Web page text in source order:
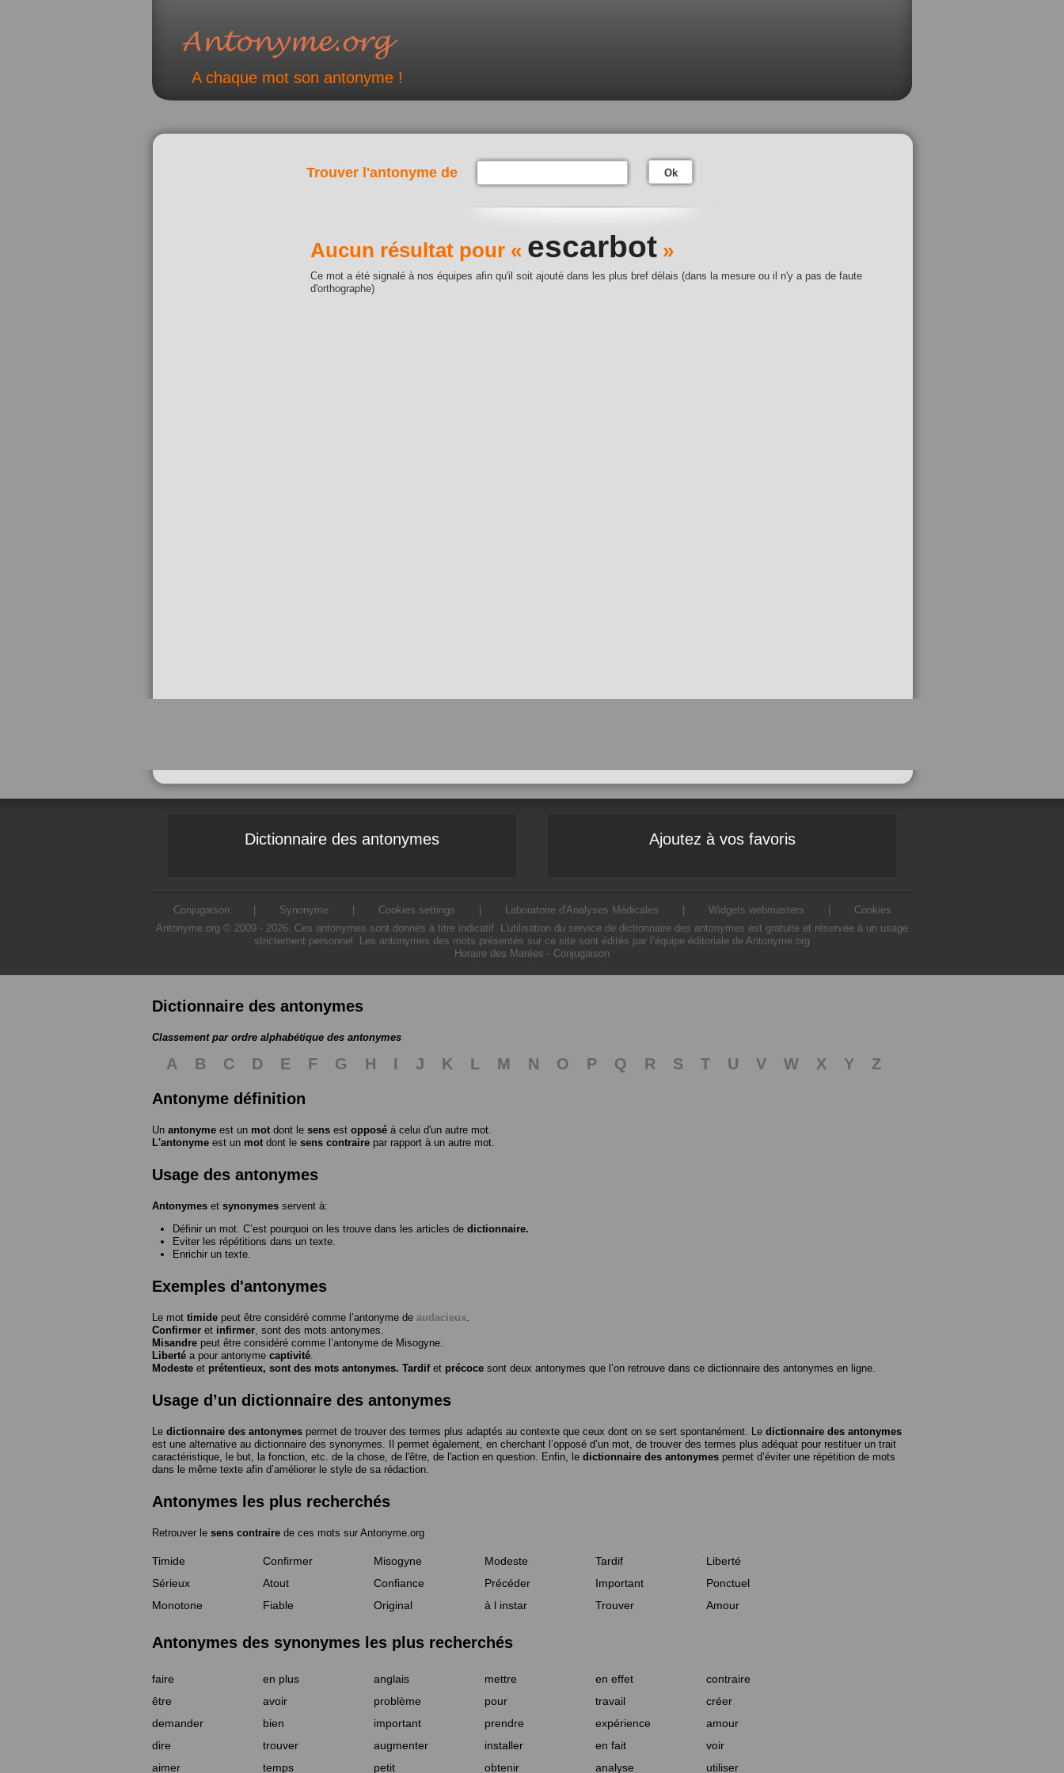
A chaque mot son antonyme !
Trouver l'antonyme de Ok
Aucun résultat pour « escarbot »
Ce mot a été signalé à nos équipes afin qu'il soit ajouté dans les plus bref délais (dans la mesure ou il n'y a pas de faute
d'orthographe)
Dictionnaire des antonymes Ajoutez à vos favoris
Conjugaison Synonyme Cookies settings Laboratoire d'Analyses Médicales Widgets webmasters
Cookies
Antonyme.org © 2009 - 2026. Ces antonymes sont donnés à titre indicatif. L'utilisation du service de dictionnaire des antonymes est gratuite et réservée à un usage
strictement personnel. Les antonymes des mots présentés sur ce site sont édités par l’équipe éditoriale de Antonyme.org
Horaire des Marées - Conjugaison
Dictionnaire des antonymes
Classement par ordre alphabétique des antonymes
A B C D E F G H I J K L M N O P Q R S T U V W X Y
Z
Antonyme définition
Un antonyme est un mot dont le sens est opposé à celui d'un autre mot.
L'antonyme est un mot dont le sens contraire par rapport à un autre mot.
Usage des antonymes
Antonymes et synonymes servent à:
Définir un mot. C’est pourquoi on les trouve dans les articles de dictionnaire.
Eviter les répétitions dans un texte.
Enrichir un texte.
Exemples d'antonymes
Le mot timide peut être considéré comme l’antonyme de audacieux
Confirmer et infirmer , sont des mots antonymes.
Misandre peut être considéré comme l’antonyme de Misogyne
Liberté a pour antonyme captivité
Modeste et prétentieux, sont des mots antonymes. Tardifet précoce sont deux antonymes que l’on retrouve dans ce dictionnaire des antonymes en ligne.
Usage d’un dictionnaire des antonymes
Le dictionnaire des antonymes permet de trouver des termes plus adaptés au contexte que ceux dont on se sert spontanément. Le dictionnaire des antonymes
est une alternative au dictionnaire des synonymes. Il permet également, en cherchant l’opposé d’un mot, de trouver des termes plus adéquat pour restituer un trait
caractéristique, le but, la fonction, etc. de la chose, de l'être, de l'action en question. Enfin, le dictionnaire des antonymes permet d’éviter une répétition de mots
dans le même texte afin d’améliorer le style de sa rédaction.
Antonymes les plus recherchés
Retrouver le sens contraire de ces mots sur Antonyme.org
Timide Confirmer Misogyne Modeste Tardif
Liberté
Sérieux
Atout Confiance Précéder Important
Ponctuel
Monotone
Fiable Original à l instar Trouver Amour
Antonymes des synonymes les plus recherchés
faire en plus anglais mettre en effet
contraire
être
avoir problème pour travail
créer
demander
bien important prendre expérience
amour
dire
trouver augmenter installer en fait
voir
aimer
temps petit obtenir analyse utiliser